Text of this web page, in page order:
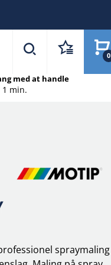
0
med at handle
1 min.
spraymaling